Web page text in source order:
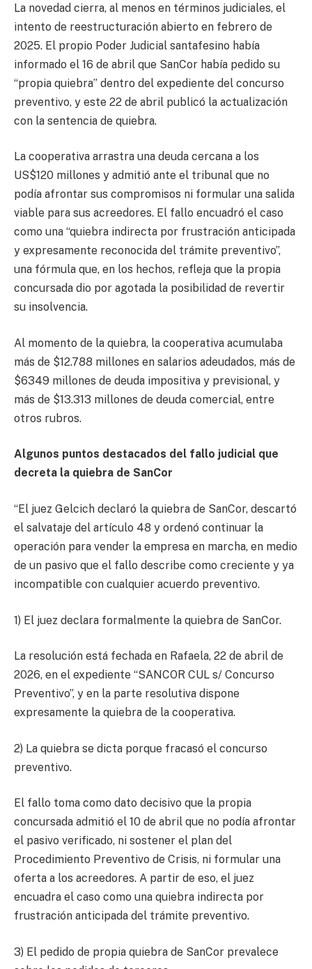
La novedad cierra, al menos en términos judiciales, el
intento de reestructuración abierto en febrero de
2025. El propio Poder Judicial santafesino había
informado el 16 de abril que SanCor había pedido su
“propia quiebra” dentro del expediente del concurso
preventivo, y este 22 de abril publicó la actualización
con la sentencia de quiebra.
La cooperativa arrastra una deuda cercana a los
US$120 millones y admitió ante el tribunal que no
podía afrontar sus compromisos ni formular una salida
viable para sus acreedores. El fallo encuadró el caso
como una “quiebra indirecta por frustración anticipada
y expresamente reconocida del trámite preventivo”,
una fórmula que, en los hechos, refleja que la propia
concursada dio por agotada la posibilidad de revertir
su insolvencia.
Al momento de la quiebra, la cooperativa acumulaba
más de $12.788 millones en salarios adeudados, más de
$6349 millones de deuda impositiva y previsional, y
más de $13.313 millones de deuda comercial, entre
otros rubros.
Algunos puntos destacados del fallo judicial que
decreta la quiebra de SanCor
“El juez Gelcich declaró la quiebra de SanCor, descartó
el salvataje del artículo 48 y ordenó continuar la
operación para vender la empresa en marcha, en medio
de un pasivo que el fallo describe como creciente y ya
incompatible con cualquier acuerdo preventivo.
1) El juez declara formalmente la quiebra de SanCor.
La resolución está fechada en Rafaela, 22 de abril de
2026, en el expediente “SANCOR CUL s/ Concurso
Preventivo”, y en la parte resolutiva dispone
expresamente la quiebra de la cooperativa.
2) La quiebra se dicta porque fracasó el concurso
preventivo.
El fallo toma como dato decisivo que la propia
concursada admitió el 10 de abril que no podía afrontar
el pasivo verificado, ni sostener el plan del
Procedimiento Preventivo de Crisis, ni formular una
oferta a los acreedores. A partir de eso, el juez
encuadra el caso como una quiebra indirecta por
frustración anticipada del trámite preventivo.
3) El pedido de propia quiebra de SanCor prevalece